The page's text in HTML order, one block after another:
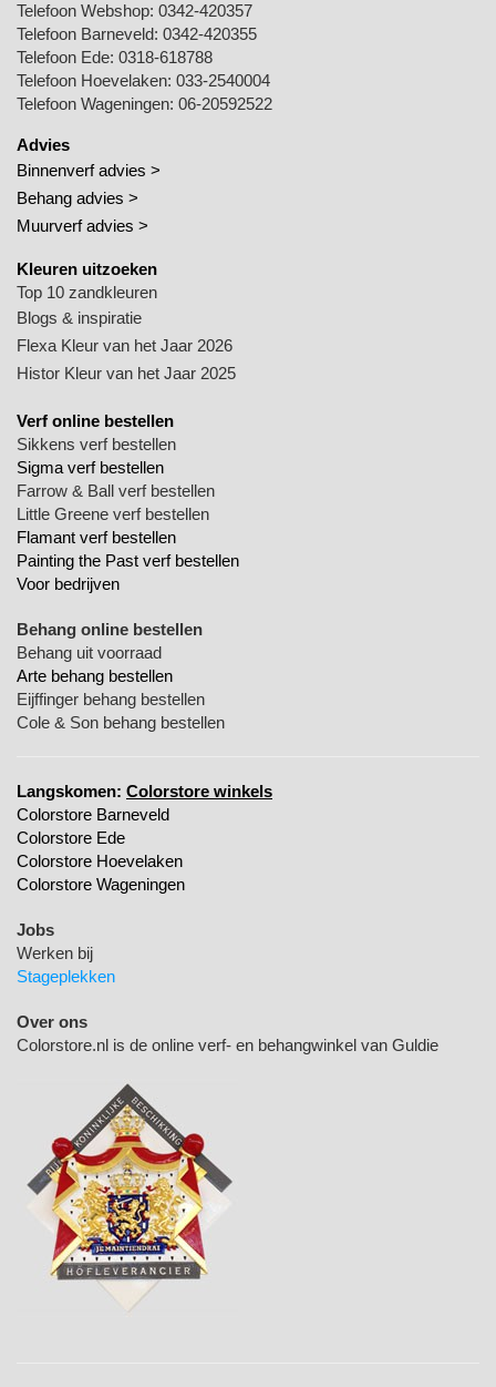
Telefoon Webshop: 0342-420357
Telefoon Barneveld: 0342-420355
Telefoon Ede: 0318-618788
Telefoon Hoevelaken: 033-2540004
Telefoon Wageningen: 06-20592522
Advies
Binnenverf advies >
Behang advies >
Muurverf advies >
Kleuren uitzoeken
Top 10 zandkleuren
Blogs & inspiratie
Flexa Kleur van het Jaar 2026
Histor Kleur van het Jaar 2025
Verf online bestellen
Sikkens verf bestellen
Sigma verf bestellen
Farrow & Ball verf bestellen
Little Greene verf bestellen
Flamant verf bestellen
Painting the Past verf bestellen
Voor bedrijven
Behang online bestellen
Behang uit voorraad
Arte behang bestellen
Eijffinger behang bestellen
Cole & Son behang bestellen
Langskomen: Colorstore winkels
Colorstore Barneveld
Colorstore Ede
Colorstore Hoevelaken
Colorstore Wageningen
Jobs
Werken bij
Stageplekken
Over ons
Colorstore.nl is de online verf- en behangwinkel van Guldie